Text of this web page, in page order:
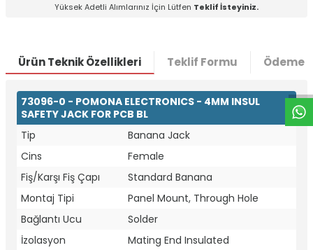
W
h
t
a
p
p
D
e
s
e
H
a
t
t
Yüksek Adetli Alımlarınız İçin Lütfen Teklif İsteyiniz.
Ürün Teknik Özellikleri Teklif Formu Ödeme
73096-0 - POMONA ELECTRONICS - 4MM INSUL
SAFETY JACK FOR PCB BL
Tip
Banana Jack
Cins
Female
Fiş/Karşı Fiş Çapı
Standard Banana
Montaj Tipi
Panel Mount, Through Hole
Bağlantı Ucu
Solder
İzolasyon
Mating End Insulated